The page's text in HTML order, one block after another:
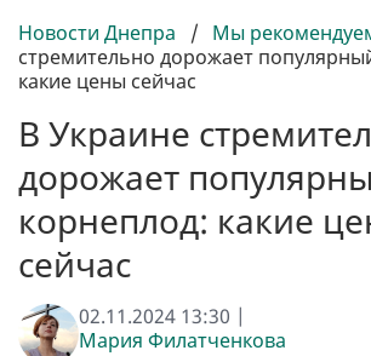
Новости Днепра / Мы
стремительно дорожает
какие цены сейчас
В Украине
дорожает
корнеплод: какие
сейчас
02.11.2024 13:30 |
Мария Филатченкова